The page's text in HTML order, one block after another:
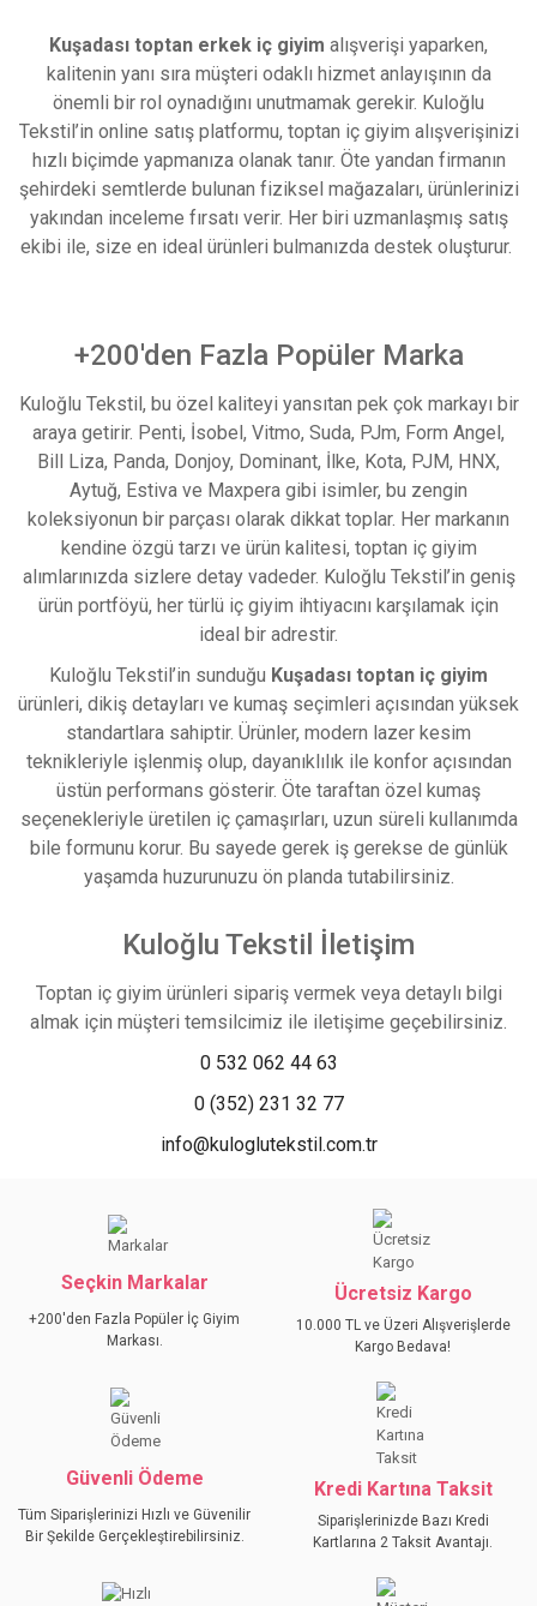
Kuşadası toptan erkek iç giyim alışverişi yaparken,
kalitenin yanı sıra müşteri odaklı hizmet anlayışının da
önemli bir rol oynadığını unutmamak gerekir. Kuloğlu
Tekstil’in online satış platformu, toptan iç giyim alışverişinizi
hızlı biçimde yapmanıza olanak tanır. Öte yandan firmanın
şehirdeki semtlerde bulunan fiziksel mağazaları, ürünlerinizi
yakından inceleme fırsatı verir. Her biri uzmanlaşmış satış
ekibi ile, size en ideal ürünleri bulmanızda destek oluşturur.
+200'den Fazla Popüler Marka
Kuloğlu Tekstil, bu özel kaliteyi yansıtan pek çok markayı bir
araya getirir. Penti, İsobel, Vitmo, Suda, PJm, Form Angel,
Bill Liza, Panda, Donjoy, Dominant, İlke, Kota, PJM, HNX,
Aytuğ, Estiva ve Maxpera gibi isimler, bu zengin
koleksiyonun bir parçası olarak dikkat toplar. Her markanın
kendine özgü tarzı ve ürün kalitesi, toptan iç giyim
alımlarınızda sizlere detay vadeder. Kuloğlu Tekstil’in geniş
ürün portföyü, her türlü iç giyim ihtiyacını karşılamak için
ideal bir adrestir.
Kuloğlu Tekstil’in sunduğu Kuşadası toptan iç giyim
ürünleri, dikiş detayları ve kumaş seçimleri açısından yüksek
standartlara sahiptir. Ürünler, modern lazer kesim
teknikleriyle işlenmiş olup, dayanıklılık ile konfor açısından
üstün performans gösterir. Öte taraftan özel kumaş
seçenekleriyle üretilen iç çamaşırları, uzun süreli kullanımda
bile formunu korur. Bu sayede gerek iş gerekse de günlük
yaşamda huzurunuzu ön planda tutabilirsiniz.
Kuloğlu Tekstil İletişim
Toptan iç giyim ürünleri sipariş vermek veya detaylı bilgi
almak için müşteri temsilcimiz ile iletişime geçebilirsiniz.
0 532 062 44 63
0 (352) 231 32 77
info@kuloglutekstil.com.tr
Seçkin Markalar
+200'den Fazla Popüler İç Giyim
Markası.
Ücretsiz Kargo
10.000 TL ve Üzeri Alışverişlerde
Kargo Bedava!
Güvenli Ödeme
Tüm Siparişlerinizi Hızlı ve Güvenilir
Bir Şekilde Gerçekleştirebilirsiniz.
Kredi Kartına Taksit
Siparişlerinizde Bazı Kredi
Kartlarına 2 Taksit Avantajı.